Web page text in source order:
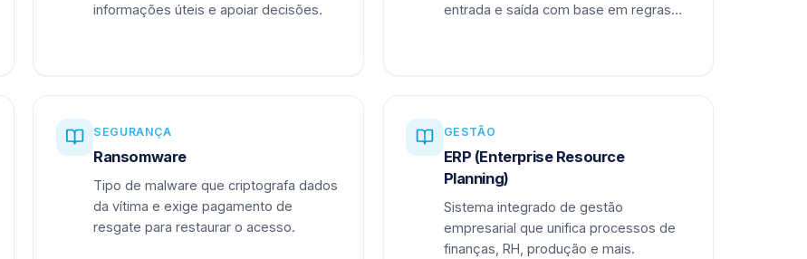
informações úteis e apoiar decisões.
entrada e saída com base em regras
SEGURANÇA
Ransomware
Tipo de malware que criptografa dados
da vítima e exige pagamento de
resgate para restaurar o acesso.
GESTÃO
ERP (Enterprise Resource
Planning)
Sistema integrado de gestão
empresarial que unifica processos de
finanças, RH, produção e mais.